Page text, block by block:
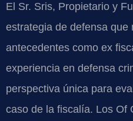
El Sr. Sris, Propietario y
estrategia de defensa que
antecedentes como ex
experiencia en defensa
perspectiva única para
caso de la fiscalía. Los Of